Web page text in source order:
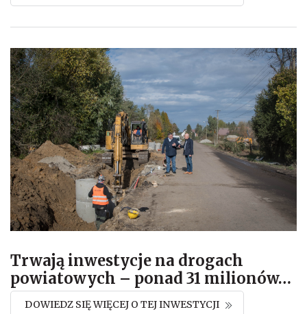
Trwają inwestycje na drogach
powiatowych – ponad 31 milionów…
DOWIEDZ SIĘ WIĘCEJ O TEJ INWESTYCJI